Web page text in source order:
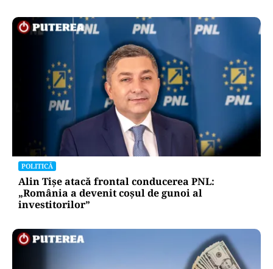
POLITICĂ
Alin Tișe atacă frontal conducerea PNL:
„România a devenit coșul de gunoi al
investitorilor”